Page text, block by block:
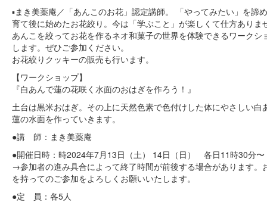
▪️まき美薬庵／「あんこのお花」認定講師。 「やってみたい」を諦
育て後に始めたお花絞り。今は「学ぶこと」が楽しくて仕方ありま
あんこを絞ってお花を作るネオ和菓子の世界を体験できるワークシ
します。ぜひご参加ください。
お花絞りクッキーの販売も行います。
【ワークショップ】
『白あんで蓮の花咲く水面のおはぎを作ろう！』
土台は黒米おはぎ。その上に天然色素で色付けした体にやさしい白
蓮の水面を作っていきます。
●講 師：まき美薬庵
●開催日時：時2024年7月13日（土） 14日（日） 各日11時30分〜
→参加者の進み具合によって終了時間が前後する場合があります。
を持ってのご参加をよろしくお願いいたします。
●定 員：各5人